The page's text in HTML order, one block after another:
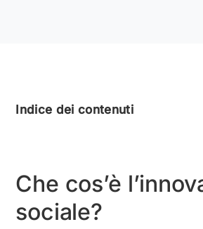
Indice dei contenuti
Che cos’è
sociale?